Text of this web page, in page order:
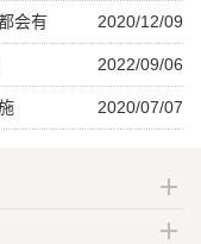
2020/12/09
会有
2022/09/06
2020/07/07